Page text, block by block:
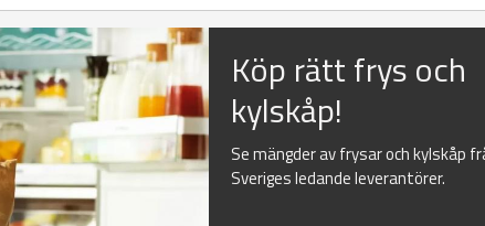
Köp rätt frys och
kylskåp!
Se mängder av frysar och kylskåp
Sveriges ledande leverantörer.